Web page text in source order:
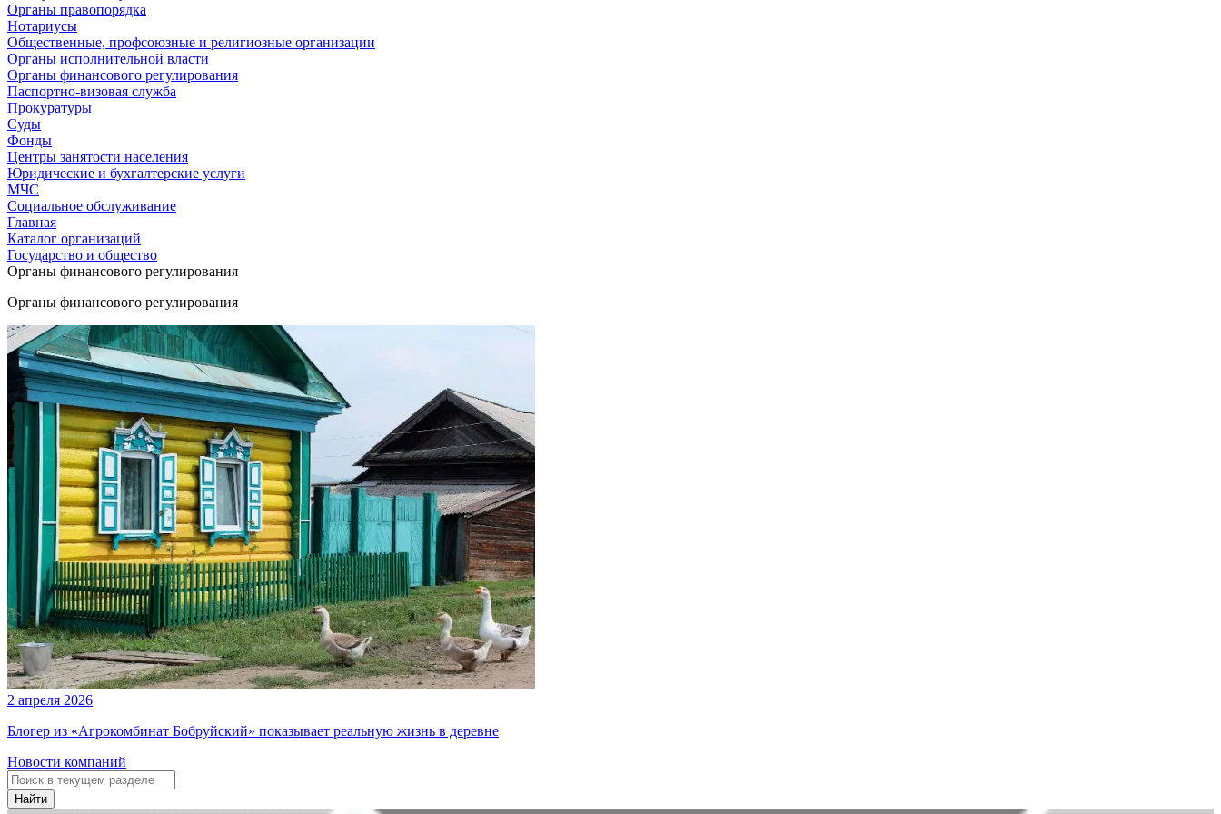
Органы правопорядка
Нотариусы
Общественные, профсоюзные и религиозные организации
Органы исполнительной власти
Органы финансового регулирования
Паспортно-визовая служба
Прокуратуры
Суды
Фонды
Центры занятости населения
Юридические и бухгалтерские услуги
МЧС
Социальное обслуживание
Главная
Каталог организаций
Государство и общество
Органы финансового регулирования
Органы финансового регулирования
2 апреля 2026
Блогер из «Агрокомбинат Бобруйский» показывает реальную жизнь в деревне
Новости компаний
Найти